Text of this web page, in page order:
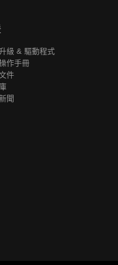
級 & 驅動程式
作手冊
件
聞